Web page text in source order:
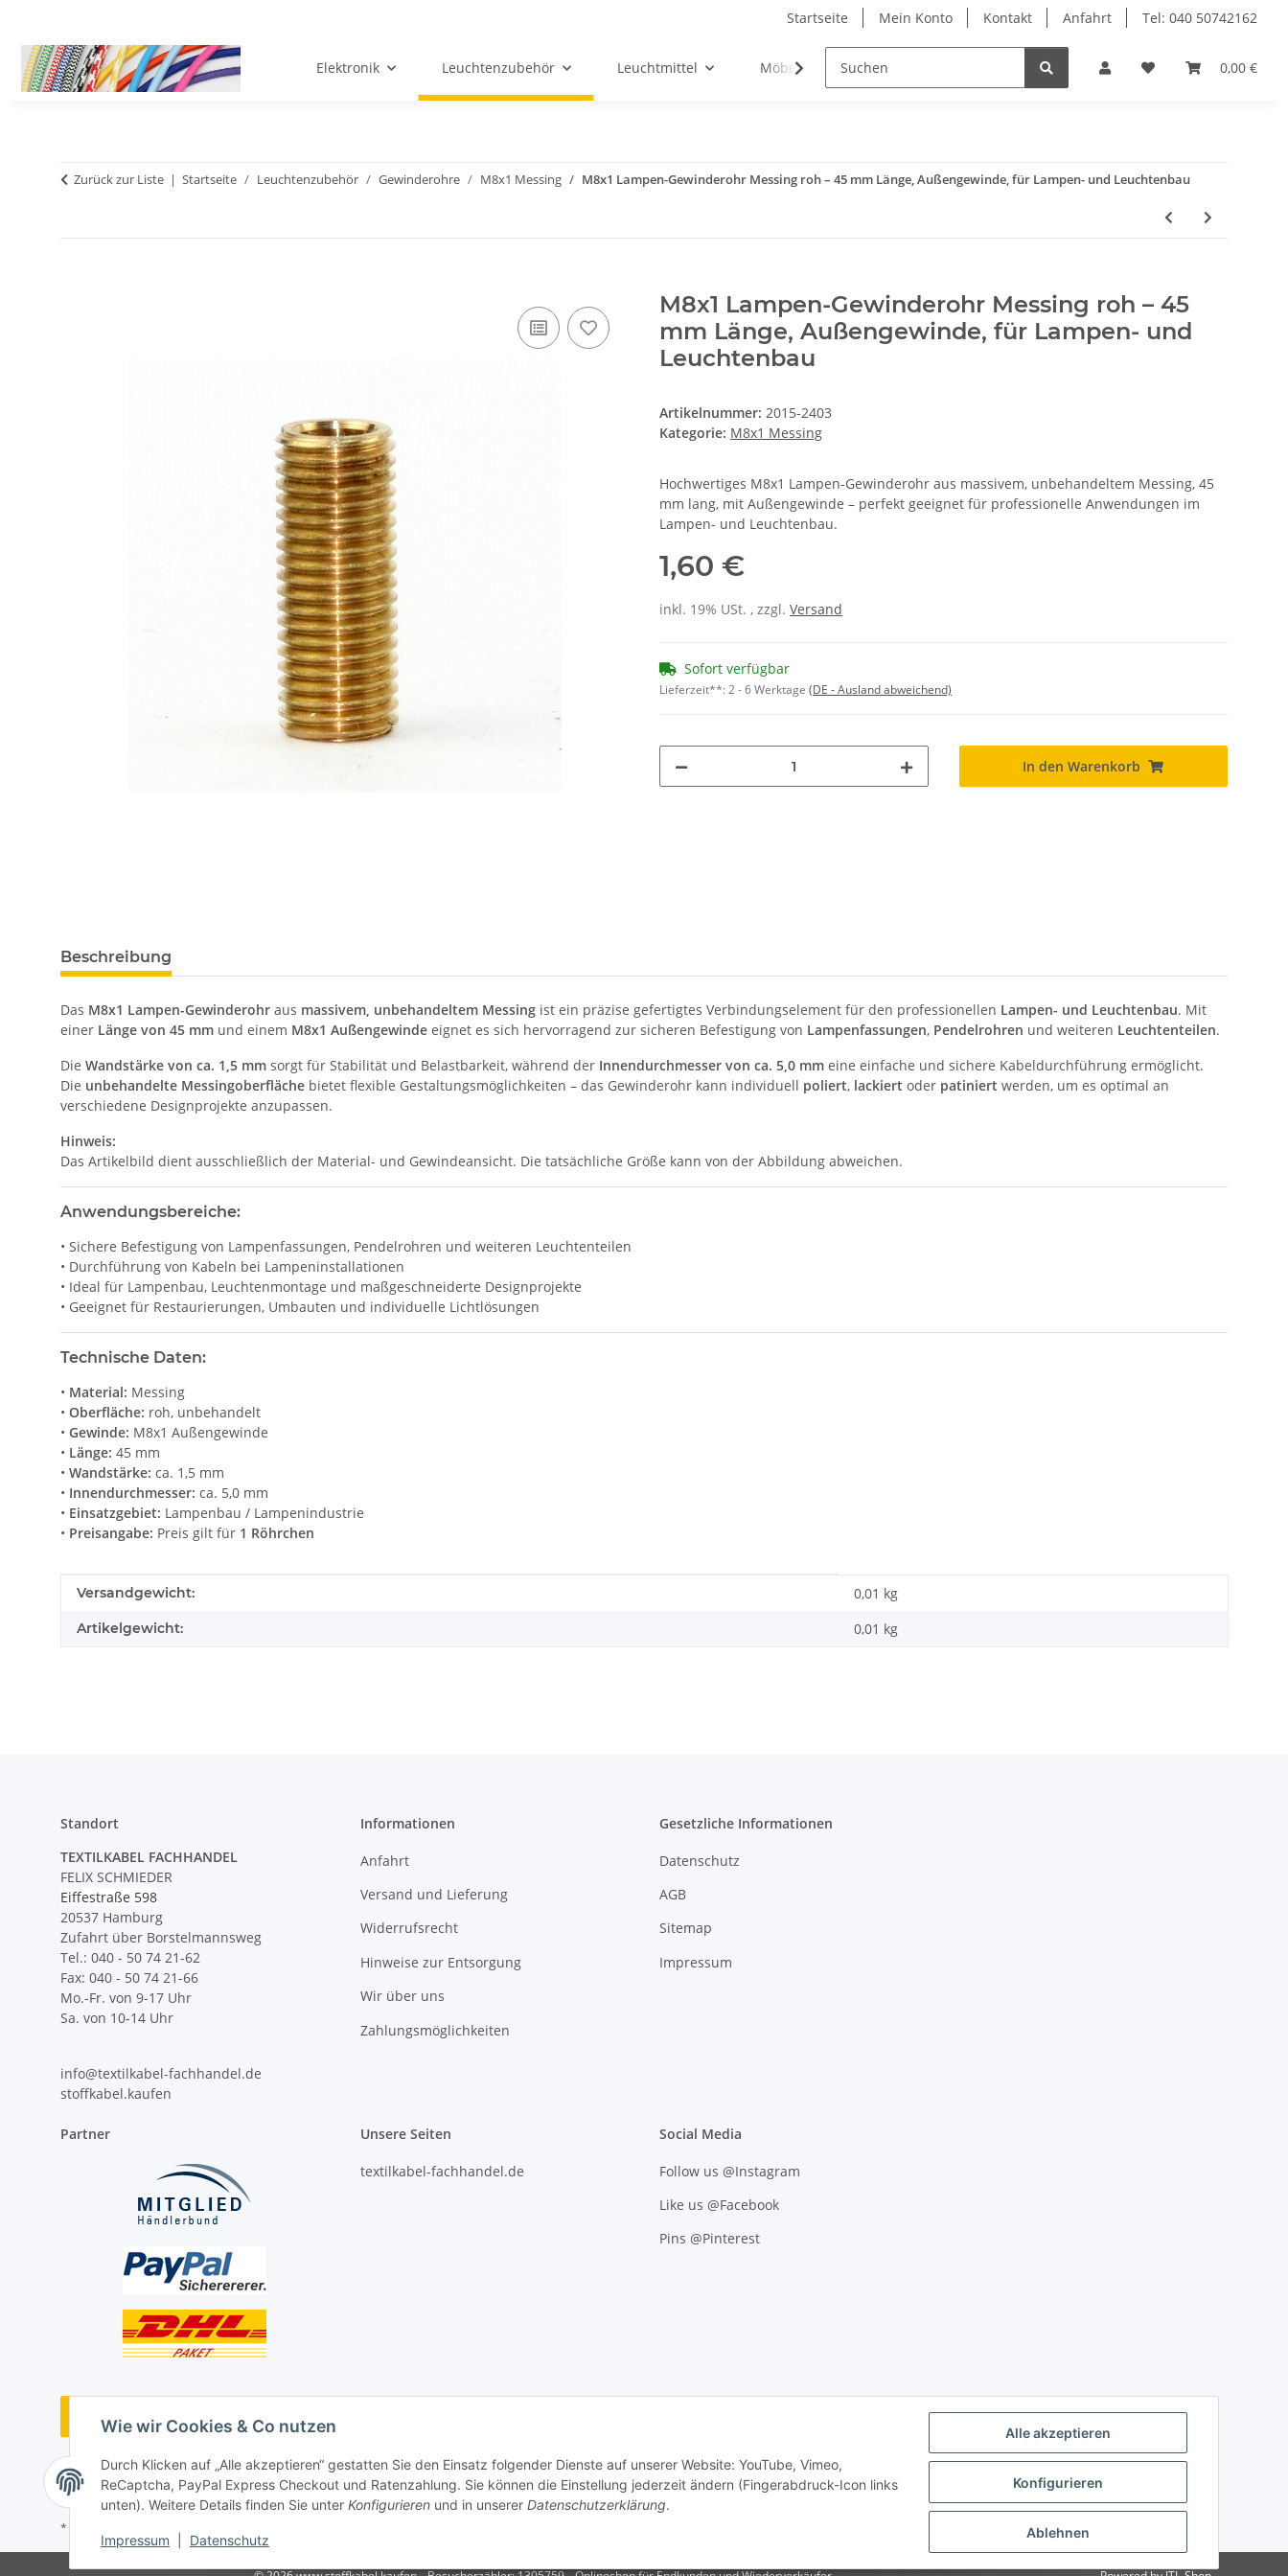
Alle akzeptieren
Konfigurieren
Ablehnen
Wie wir Cookies & Co nutzen
Durch Klicken auf „Alle akzeptieren“ gestatten Sie den Einsatz folgender Dienste auf unserer Website: YouTube, Vimeo,
ReCaptcha, PayPal Express Checkout und Ratenzahlung. Sie können die Einstellung jederzeit ändern (Fingerabdruck-Icon links
unten). Weitere Details finden Sie unter Konfigurieren und in unserer Datenschutzerklärung.
Impressum Datenschutz
Startseite Mein Konto Kontakt Anfahrt Tel: 040 50742162
0,00 €
Elektronik Leuchtenzubehör Leuchtmittel Möbel-Ersatzteile
Zurück zur Liste Startseite Leuchtenzubehör Gewinderohre M8x1 Messing M8x1 Lampen-Gewinderohr Messing roh – 45 mm Länge, Außengewinde, für Lampen- und Leuchtenbau
M8x1 Lampen-Gewinderohr Messing roh – 45
mm Länge, Außengewinde, für Lampen- und
Leuchtenbau
Artikelnummer: 2015-2403
Kategorie: M8x1 Messing
Hochwertiges M8x1 Lampen-Gewinderohr aus massivem, unbehandeltem Messing, 45
mm lang, mit Außengewinde – perfekt geeignet für professionelle Anwendungen im
Lampen- und Leuchtenbau.
1,60 €
inkl. 19% USt. , zzgl. Versand
Sofort verfügbar
Lieferzeit**:2 - 6 Werktage (DE - Ausland abweichend)
In den Warenkorb
Beschreibung
Das M8x1 Lampen-Gewinderohr aus massivem, unbehandeltem Messing ist ein präzise gefertigtes Verbindungselement für den professionellen Lampen- und Leuchtenbau. Mit
einer Länge von 45 mm und einem M8x1 Außengewinde eignet es sich hervorragend zur sicheren Befestigung von Lampenfassungen, Pendelrohren und weiteren Leuchtenteilen.
Die Wandstärke von ca. 1,5 mm sorgt für Stabilität und Belastbarkeit, während der Innendurchmesser von ca. 5,0 mm eine einfache und sichere Kabeldurchführung ermöglicht.
Die unbehandelte Messingoberfläche bietet flexible Gestaltungsmöglichkeiten – das Gewinderohr kann individuell poliert, lackiert oder patiniert werden, um es optimal an
verschiedene Designprojekte anzupassen.
Hinweis:
Das Artikelbild dient ausschließlich der Material- und Gewindeansicht. Die tatsächliche Größe kann von der Abbildung abweichen.
Anwendungsbereiche:
• Sichere Befestigung von Lampenfassungen, Pendelrohren und weiteren Leuchtenteilen
• Durchführung von Kabeln bei Lampeninstallationen
• Ideal für Lampenbau, Leuchtenmontage und maßgeschneiderte Designprojekte
• Geeignet für Restaurierungen, Umbauten und individuelle Lichtlösungen
Technische Daten:
• Material: Messing
• Oberfläche: roh, unbehandelt
• Gewinde: M8x1 Außengewinde
• Länge: 45 mm
• Wandstärke: ca. 1,5 mm
• Innendurchmesser: ca. 5,0 mm
• Einsatzgebiet: Lampenbau / Lampenindustrie
• Preisangabe: Preis gilt für 1 Röhrchen
Produkteigenschaft
Wert
Versandgewicht: 0,01 kg
Artikelgewicht: 0,01 kg
Standort
TEXTILKABEL FACHHANDEL
FELIX SCHMIEDER
Eiffestraße 598
20537 Hamburg
Zufahrt über Borstelmannsweg
Tel.: 040 - 50 74 21-62
Fax: 040 - 50 74 21-66
Mo.-Fr. von 9-17 Uhr
Sa. von 10-14 Uhr
info@textilkabel-fachhandel.de
stoffkabel.kaufen
Informationen
Anfahrt
Versand und Lieferung
Widerrufsrecht
Hinweise zur Entsorgung
Wir über uns
Zahlungsmöglichkeiten
Gesetzliche Informationen
Datenschutz
AGB
Sitemap
Impressum
Partner Unsere Seiten
textilkabel-fachhandel.de
Social Media
Follow us @Instagram
Like us @Facebook
Pins @Pinterest
Vertrag widerrufen
* Alle Preise inkl. gesetzlicher USt., ** siehe Lieferbedingungen, zzgl.